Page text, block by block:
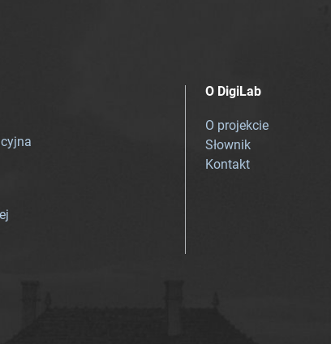
O DigiLab
O projekcie
Słownik
Kontakt